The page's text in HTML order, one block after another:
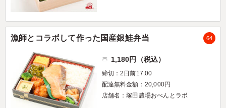
漁師とコラボして作った国産銀鮭弁当 64
1,180円（税込）
締切：2日前17:00
配達無料金額：20,000円
店舗名：塚田農場おべんとラボ